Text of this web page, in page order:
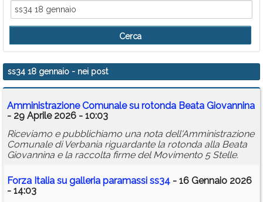
Eventi
Info Utili
Rubriche
Calendario
Annunci
ss34 18 gennaio - nei post
Amministrazione Comunale su rotonda Beata Giovannina
- 29 Aprile 2026 - 10:03
Riceviamo e pubblichiamo una nota dell'Amministrazione
Comunale di Verbania riguardante la rotonda alla Beata
Giovannina e la raccolta firme del Movimento 5 Stelle.
Forza Italia su galleria paramassi ss34 - 16 Gennaio 2026
- 14:03